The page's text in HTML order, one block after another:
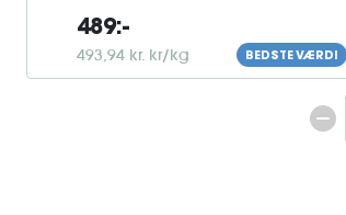
489:-
493,94 kr. kr/kg BEDSTE VÆRDI